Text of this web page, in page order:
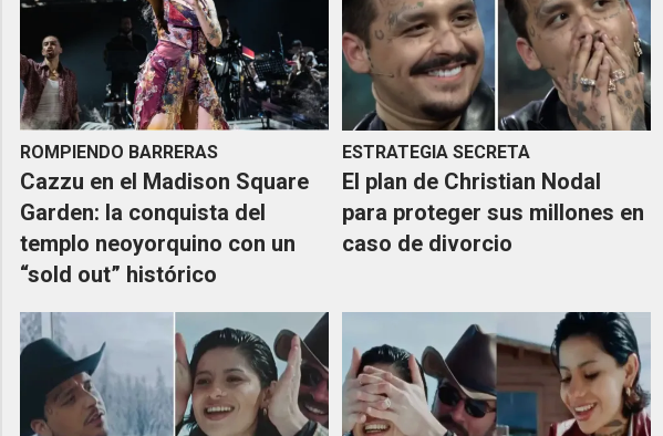
ROMPIENDO BARRERAS
Cazzu en el Madison Square
Garden: la conquista del
templo neoyorquino con un
“sold out” histórico
ESTRATEGIA SECRETA
El plan de Christian Nodal
para proteger sus millones en
caso de divorcio